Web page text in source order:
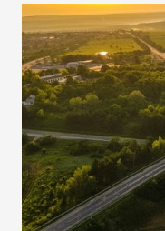
Čech doposud
kampaň již